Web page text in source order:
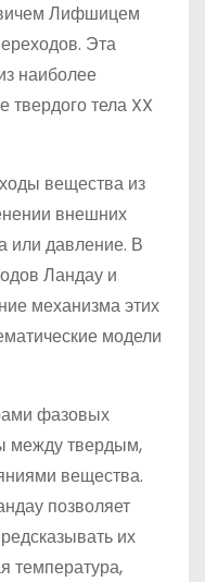
Лифшицем
Эта
наиболее
тела XX
вещества из
внешних
или давление. В
Ландау и
механизма этих
модели
фазовых
между твердым,
вещества.
позволяет
их
температура,